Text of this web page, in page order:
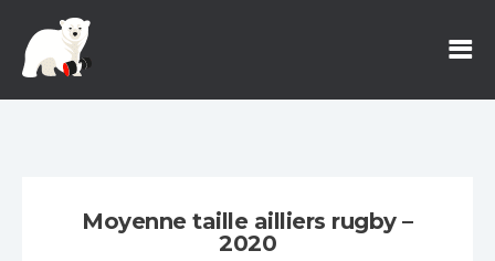
Moyenne taille ailliers rugby –
2020